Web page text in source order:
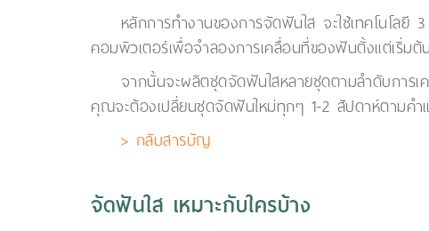
หลักการทำงานของการจัดฟันใส จะใช้เทคโนโล
คอมพิวเตอร์เพื่อจำลองการเคลื่อนที่ของฟันตั้งแต่เริ่ม
จากนั้นจะผลิตชุดจัดฟันใสหลายชุดตามลำดับการ
คุณจะต้องเปลี่ยนชุดจัดฟันใหม่ทุกๆ 1-2 สัปดาห์ตามคำ
> กลับสารบัญ
จัดฟันใส เหมาะกับใครบ้าง